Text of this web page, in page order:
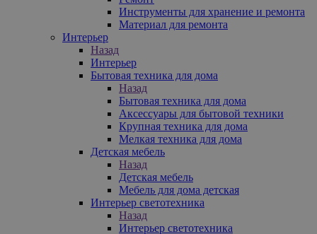
Инструменты для хранение и ремонта
Материал для ремонта
Интерьер
Назад
Интерьер
Бытовая техника для дома
Назад
Бытовая техника для дома
Аксессуары для бытовой техники
Крупная техника для дома
Мелкая техника для дома
Детская мебель
Назад
Детская мебель
Мебель для дома детская
Интерьер светотехника
Назад
Интерьер светотехника